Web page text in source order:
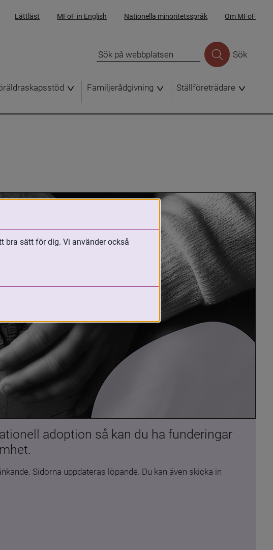
Lättläst MFoF in English Nationella minoritetsspråk Om MFoF
Sök
Familjerådgivning Ställföreträdare
adoption så kan du ha funderingar
Sidorna uppdateras löpande. Du kan även skicka in
bra sätt för dig. Vi använder också